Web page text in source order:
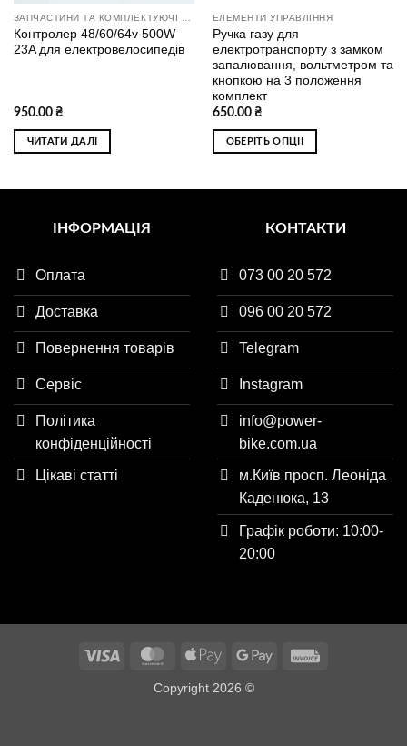
ЗАПЧАСТИНИ ТА КОМПЛЕКТУЮЧІ ДО ЕЛЕКТРОТРАНСПОРТУ
Контролер 48/60/64v 500W
23A для електровелосипедів
950.00 ₴
ЧИТАТИ ДАЛІ
ЕЛЕМЕНТИ УПРАВЛІННЯ
Ручка газу для
електротранспорту з замком
запалювання, вольтметром та
кнопкою на 3 положення
комплект
650.00 ₴
ОБЕРІТЬ ОПЦІЇ
можна
вибрати
на
сторінці
товару
ІНФОРМАЦІЯ
Оплата
Доставка
Повернення товарів
Сервіс
Політика
конфіденційності
Цікаві статті
КОНТАКТИ
073 00 20 572
096 00 20 572
Telegram
Instagram
info@power-
bike.com.ua
м.Київ просп. Леоніда
Каденюка, 13
Графік роботи: 10:00-
20:00
Visa MasterCardApple
Google
Copyright 2026 ©